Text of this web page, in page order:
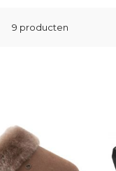
9 producten